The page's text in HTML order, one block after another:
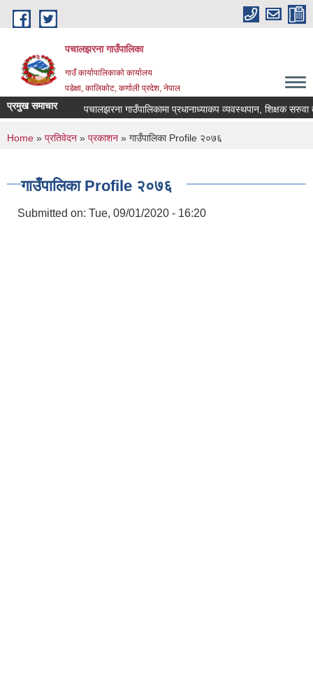
Skip to main content
पचालझरना गाउँपालिका
गाउँ कार्यापालिकाको कार्यालय
पडेक्षा, कालिकोट, कर्णाली प्रदेश, नेपाल
प्रमुख समाचार पचालझरना गाउँपालिकामा प्रधानाध्याकप व्यवस्थपान, शिक्षक सरुवा
You are here
Home » प्रतिवेदन » प्रकाशन » गाउँपालिका Profile २०७६
गाउँपालिका Profile २०७६
Submitted on: Tue, 09/01/2020 - 16:20